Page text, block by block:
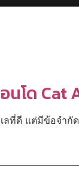
โด Cat
ที่ดี แต่มีข้อจำ